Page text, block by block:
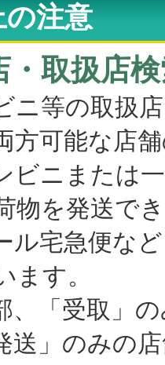
注意
・取扱店
等の取扱
方可能な店
または一
物を発送で
急便など
ます。
受取」の
のみの店